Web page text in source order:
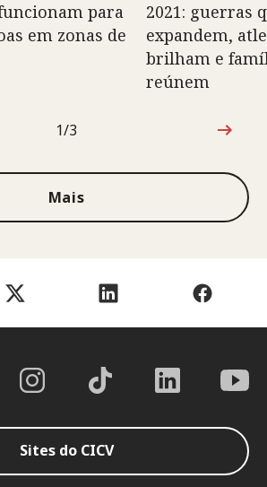
para
em zonas de
2021: guerras
expandem,
brilham e
reúnem
1 de 3
1/3
Mais
Sites do CICV